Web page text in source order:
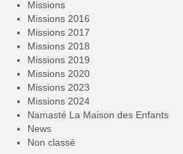
Missions
Missions 2016
Missions 2017
Missions 2018
Missions 2019
Missions 2020
Missions 2023
Missions 2024
Namasté La Maison des Enfants
News
Non classé